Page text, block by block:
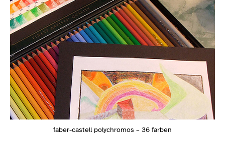
faber-castell polychromos – 36 farben